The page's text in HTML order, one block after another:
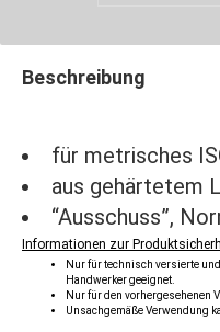
Beschreibung
für metrisches
aus gehärtetem
“Ausschuss”,
Informationen zur
Nur für technisch versierte
Handwerker geeignet.
Nur für den vorhergesehenen
Unsachgemäße Verwendung